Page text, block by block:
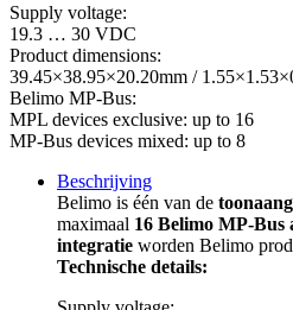
Supply voltage:
19.3 … 30 VDC
Product dimensions:
39.45×38.95×20.20mm /
Belimo MP-Bus:
MPL devices exclusive: up to 16
MP-Bus devices mixed: up to 8
Beschrijving
Belimo is één van de
maximaal 16 Belimo MP-Bus
integratie worden Belimo
Technische details: